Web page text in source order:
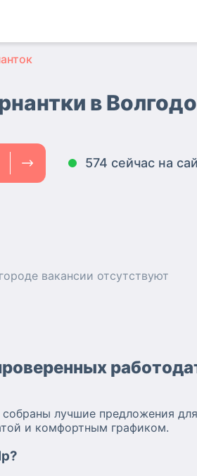
в
574 сейчас на
вакансии отсутствуют
лучшие предложения
и комфортным графиком.